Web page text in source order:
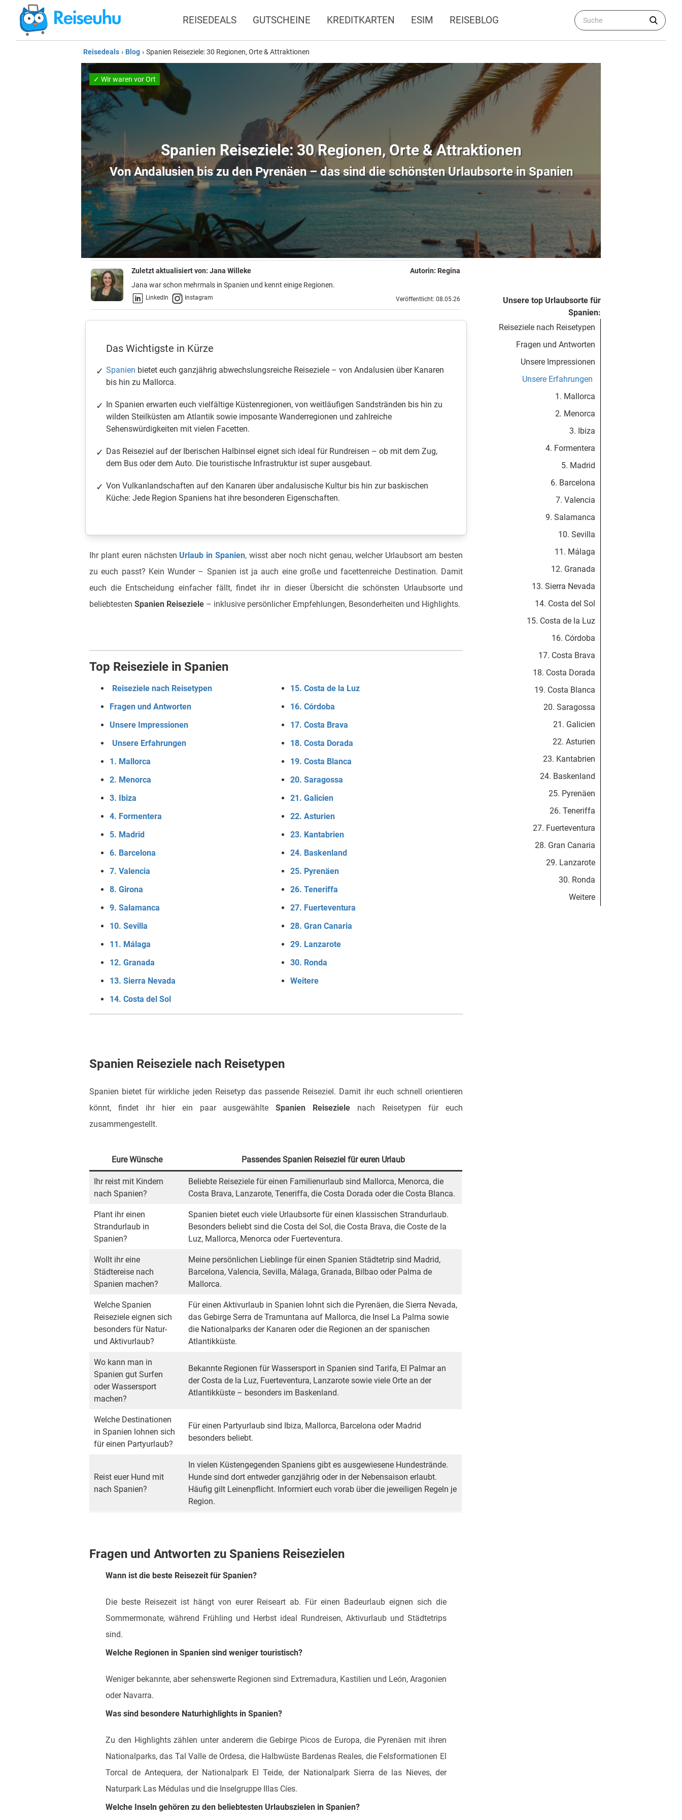
REISEDEALS GUTSCHEINE KREDITKARTEN ESIM REISEBLOG
Reisedeals › Blog › Spanien Reiseziele: 30 Regionen, Orte & Attraktionen
✓ Wir waren vor Ort
Spanien Reiseziele: 30 Regionen, Orte & Attraktionen
Von Andalusien bis zu den Pyrenäen – das sind die schönsten Urlaubsorte in Spanien
Autorin: Regina
Zuletzt aktualisiert von:Jana Willeke
Jana war schon mehrmals in Spanien und kennt einige Regionen.
LinkedIn Instagram Veröffentlicht: 08.05.26
Das Wichtigste in Kürze
Spanien bietet euch ganzjährig abwechslungsreiche Reiseziele – von Andalusien über Kanaren
bis hin zu Mallorca.
In Spanien erwarten euch vielfältige Küstenregionen, von weitläufigen Sandstränden bis hin zu
wilden Steilküsten am Atlantik sowie imposante Wanderregionen und zahlreiche
Sehenswürdigkeiten mit vielen Facetten.
Das Reiseziel auf der Iberischen Halbinsel eignet sich ideal für Rundreisen – ob mit dem Zug,
dem Bus oder dem Auto. Die touristische Infrastruktur ist super ausgebaut.
Von Vulkanlandschaften auf den Kanaren über andalusische Kultur bis hin zur baskischen
Küche: Jede Region Spaniens hat ihre besonderen Eigenschaften.
Ihr plant euren nächsten Urlaub in Spanien, wisst aber noch nicht genau, welcher Urlaubsort am besten
zu euch passt? Kein Wunder – Spanien ist ja auch eine große und facettenreiche Destination. Damit
euch die Entscheidung einfacher fällt, findet ihr in dieser Übersicht die schönsten Urlaubsorte und
beliebtesten Spanien Reiseziele – inklusive persönlicher Empfehlungen, Besonderheiten und Highlights.
Top Reiseziele in Spanien
Reiseziele nach Reisetypen
Fragen und Antworten
Unsere Impressionen
Unsere Erfahrungen
1. Mallorca
2. Menorca
3. Ibiza
4. Formentera
5. Madrid
6. Barcelona
7. Valencia
8. Girona
9. Salamanca
10. Sevilla
11. Málaga
12. Granada
13. Sierra Nevada
14. Costa del Sol
15. Costa de la Luz
16. Córdoba
17. Costa Brava
18. Costa Dorada
19. Costa Blanca
20. Saragossa
21. Galicien
22. Asturien
23. Kantabrien
24. Baskenland
25. Pyrenäen
26. Teneriffa
27. Fuerteventura
28. Gran Canaria
29. Lanzarote
30. Ronda
Weitere
Spanien Reiseziele nach Reisetypen
Spanien bietet für wirkliche jeden Reisetyp das passende Reiseziel. Damit ihr euch schnell orientieren
könnt, findet ihr hier ein paar ausgewählteSpanien Reiseziele nach Reisetypen für euch
zusammengestellt.
Eure Wünsche Passendes Spanien Reiseziel für euren Urlaub
Ihr reist mit Kindern
nach Spanien?
Beliebte Reiseziele für einen Familienurlaub sind Mallorca, Menorca, die
Costa Brava, Lanzarote, Teneriffa, die Costa Dorada oder die Costa Blanca.
Plant ihr einen
Strandurlaub in
Spanien?
Spanien bietet euch viele Urlaubsorte für einen klassischen Strandurlaub.
Besonders beliebt sind die Costa del Sol, die Costa Brava, die Coste de la
Luz, Mallorca, Menorca oder Fuerteventura.
Wollt ihr eine
Städtereise nach
Spanien machen?
Meine persönlichen Lieblinge für einen Spanien Städtetrip sind Madrid,
Barcelona, Valencia, Sevilla, Málaga, Granada, Bilbao oder Palma de
Mallorca.
Welche Spanien
Reiseziele eignen sich
besonders für Natur-
und Aktivurlaub?
Für einen Aktivurlaub in Spanien lohnt sich die Pyrenäen, die Sierra Nevada,
das Gebirge Serra de Tramuntana auf Mallorca, die Insel La Palma sowie
die Nationalparks der Kanaren oder die Regionen an der spanischen
Atlantikküste.
Wo kann man in
Spanien gut Surfen
oder Wassersport
machen?
Bekannte Regionen für Wassersport in Spanien sind Tarifa, El Palmar an
der Costa de la Luz, Fuerteventura, Lanzarote sowie viele Orte an der
Atlantikküste – besonders im Baskenland.
Welche Destinationen
in Spanien lohnen sich
für einen Partyurlaub?
Für einen Partyurlaub sind Ibiza, Mallorca, Barcelona oder Madrid
besonders beliebt.
Reist euer Hund mit
nach Spanien?
In vielen Küstengegenden Spaniens gibt es ausgewiesene Hundestrände.
Hunde sind dort entweder ganzjährig oder in der Nebensaison erlaubt.
Häufig gilt Leinenpflicht. Informiert euch vorab über die jeweiligen Regeln je
Region.
Fragen und Antworten zu Spaniens Reisezielen
Wann ist die beste Reisezeit für Spanien?
Die beste Reisezeit ist hängt von eurer Reiseart ab. Für einen Badeurlaub eignen sich die
Sommermonate, während Frühling und Herbst ideal Rundreisen, Aktivurlaub und Städtetrips
sind.
Welche Regionen in Spanien sind weniger touristisch?
Weniger bekannte, aber sehenswerte Regionen sind Extremadura, Kastilien und León, Aragonien
oder Navarra.
Was sind besondere Naturhighlights in Spanien?
Zu den Highlights zählen unter anderem die Gebirge Picos de Europa, die Pyrenäen mit ihren
Nationalparks, das Tal Valle de Ordesa, die Halbwüste Bardenas Reales, die Felsformationen El
Torcal de Antequera, der Nationalpark El Teide, der Nationalpark Sierra de las Nieves, der
Naturpark Las Médulas und die Inselgruppe Illas Cíes.
Welche Inseln gehören zu den beliebtesten Urlaubszielen in Spanien?
Unsere top Urlaubsorte für
Spanien:
Reiseziele nach Reisetypen
Fragen und Antworten
Unsere Impressionen
Unsere Erfahrungen
1. Mallorca
2. Menorca
3. Ibiza
4. Formentera
5. Madrid
6. Barcelona
7. Valencia
9. Salamanca
10. Sevilla
11. Málaga
12. Granada
13. Sierra Nevada
14. Costa del Sol
15. Costa de la Luz
16. Córdoba
17. Costa Brava
18. Costa Dorada
19. Costa Blanca
20. Saragossa
21. Galicien
22. Asturien
23. Kantabrien
24. Baskenland
25. Pyrenäen
26. Teneriffa
27. Fuerteventura
28. Gran Canaria
29. Lanzarote
30. Ronda
Weitere